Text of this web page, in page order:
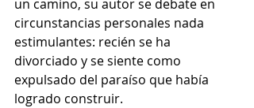
un camino, su autor se debate en
circunstancias personales nada
estimulantes: recién se ha
divorciado y se siente como
expulsado del paraíso que había
logrado construir.